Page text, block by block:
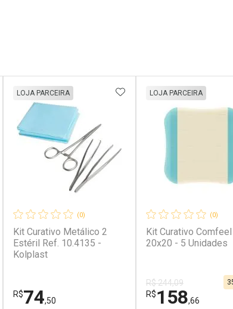
AOS FAVORITOS
(0)
Kit Curativo Metálico 2
Estéril Ref. 10.4135 -
Kolplast
LOJA PARCEIRA
R$74,50
ADICIONAR AOS
(0)
Kit Curativo
20x20 - 5 Unidades
LOJA PARCEIRA
R$ 244,09
R$158,66